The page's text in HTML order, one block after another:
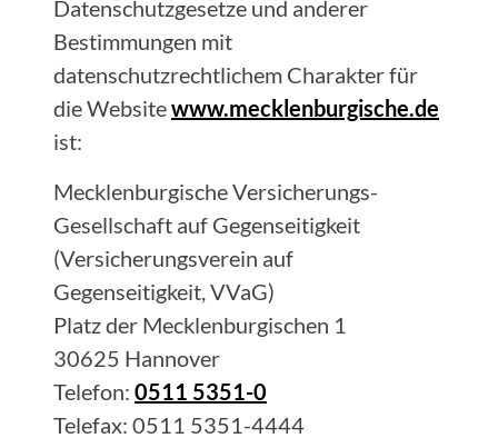
Datenschutzgesetze und anderer
Bestimmungen mit
datenschutzrechtlichem Charakter für
die Websitewww.mecklenburgische.de
ist:
Mecklenburgische Versicherungs-
Gesellschaft auf Gegenseitigkeit
(Versicherungsverein auf
Gegenseitigkeit, VVaG)
Platz der Mecklenburgischen 1
30625 Hannover
Telefon: 0511 5351-0
Telefax: 0511 5351-4444